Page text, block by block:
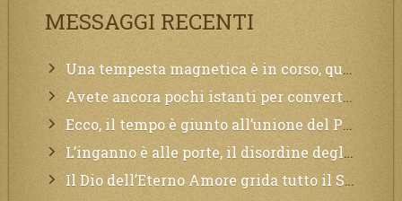
MESSAGGI RECENTI
Una tempesta magnetica è in corso, questa generazione patirà. Il black out non tarderà ad arrivare e tutta la Terra sarà oscurata.
Avete ancora pochi istanti per convertirvi, non perdete tempo, la sciagura arriverà all’improvviso e per chi non si sarà preparato saranno dolori.
Ecco, il tempo è giunto all’unione del Padre con il figlio, non avete che da attendere pochissimo.
L’inganno è alle porte, il disordine degli ordinati urlerà perdono, ma sarà troppo tardi, il tradimento è stato grande!
Il Dio dell’Eterno Amore grida tutto il Suo bene per i Suoi,richiama a Sé i lontani, affinché si pentano e tornino a Lui: